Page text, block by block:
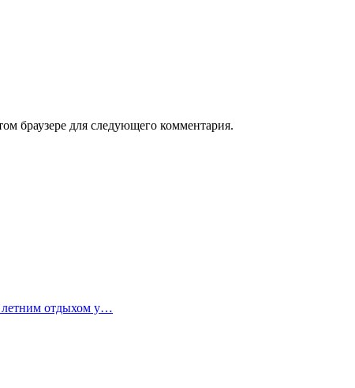
браузере для следующего комментария.
летним отдыхом у…